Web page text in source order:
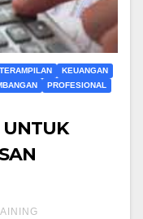
KEUANGAN
PROFESIONAL
UNTUK